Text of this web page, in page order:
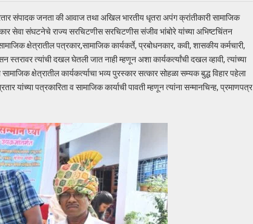
संपादक जनता की आवाज तथा अखिल भारतीय धृतरा अपंग क्रांतीकारी सामाजिक
सेवा संघटनेचे राज्य सरचिटणीस सरचिटणीस संजीव भांबोरे यांच्या अभिष्टचिंतन
क्षेत्रातील पत्रकार,सामाजिक कार्यकर्ते, प्रबोधनकार, कवी, शासकीय कर्मचारी,
स्तरावर त्यांची दखल घेतली जात नाही म्हणून अशा कार्यकर्त्यांची दखल व्हावी, त्यांच्या
सामाजिक क्षेत्रातील कार्यकर्त्याचा भव्य पुरस्कार सत्कार सोहळा सम्यक बुद्ध विहार पहेला
पत्रकारिता व सामाजिक कार्याची पावती म्हणून त्यांना सन्मानचिन्ह, प्रमाणपत्र